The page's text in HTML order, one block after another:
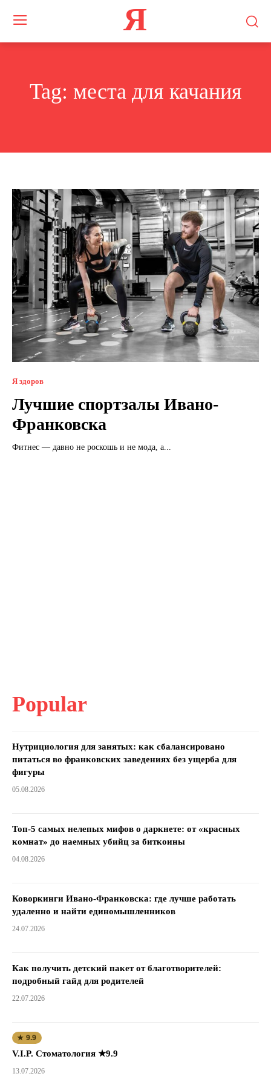
Я
Tag: места для качания
Я здоров
Лучшие спортзалы Ивано-
Франковска
Фитнес — давно не роскошь и не мода, а...
Popular
Нутрициология для занятых: как сбалансировано
питаться во франковских заведениях без ущерба для
фигуры
05.08.2026
Топ-5 самых нелепых мифов о даркнете: от «красных
комнат» до наемных убийц за биткоины
04.08.2026
Коворкинги Ивано-Франковска: где лучше работать
удаленно и найти единомышленников
24.07.2026
Как получить детский пакет от благотворителей:
подробный гайд для родителей
22.07.2026
★ 9.9
V.I.P. Стоматология ★9.9
13.07.2026